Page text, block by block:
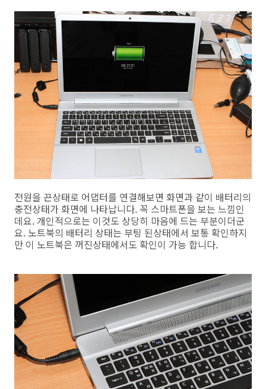
전원을 끈상태로 어댑터를 연결해보면 화면과 같이 배터리의
충전상태가 화면에 나타납니다. 꼭 스마트폰을 보는 느낌인
데요. 개인적으로는 이것도 상당히 마음에 드는 부분이더군
요. 노트북의 배터리 상태는 부팅 된상태에서 보통 확인하지
만 이 노트북은 꺼진상태에서도 확인이 가능 합니다.